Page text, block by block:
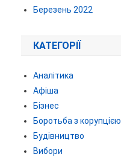
Березень 2022
КАТЕГОРІЇ
Аналітика
Афіша
Бізнес
Боротьба з корупцією
Будівництво
Вибори